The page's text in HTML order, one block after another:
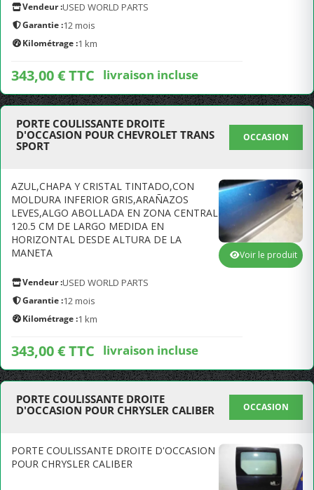
Vendeur :USED WORLD PARTS
Garantie :12 mois
Kilométrage :1 km
343,00 € TTC livraison incluse
PORTE COULISSANTE DROITE
D'OCCASION POUR CHEVROLET TRANS
SPORT
OCCASION
AZUL,CHAPA Y CRISTAL TINTADO,CON
MOLDURA INFERIOR GRIS,ARAÑAZOS
LEVES,ALGO ABOLLADA EN ZONA CENTRAL
120.5 CM DE LARGO MEDIDA EN
HORIZONTAL DESDE ALTURA DE LA
MANETA
Vendeur :USED WORLD PARTS
Garantie :12 mois
Kilométrage :1 km
343,00 € TTC livraison incluse
Voir le produit
PORTE COULISSANTE DROITE
D'OCCASION POUR CHRYSLER CALIBER
OCCASION
PORTE COULISSANTE DROITE D'OCCASION
POUR CHRYSLER CALIBER